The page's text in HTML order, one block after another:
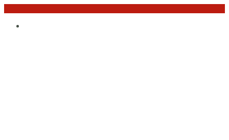
Przejdź